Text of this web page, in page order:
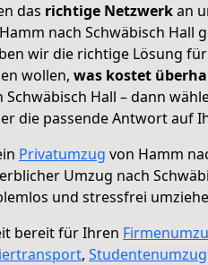
das richtige Netzwerkan
nach Schwäbisch Hall
wir die richtige Lösung
wollen, was kostet
Schwäbisch Hall – dann
die passende Antwort auf
Privatumzug von Hamm
Umzug nach
und stressfrei
bereit für Ihren
, Studentenumzug